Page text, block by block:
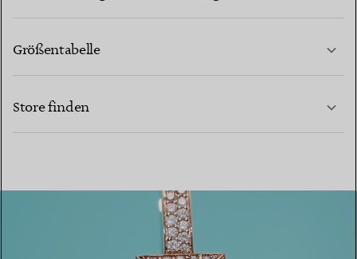
Größentabelle
Store finden
FINDEN SIE EINEN STORE IN IHRER NÄHE